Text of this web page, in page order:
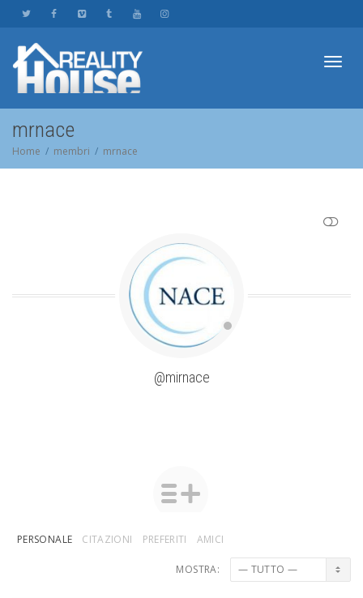
mrnace
Home membri mrnace
@mirnace
PERSONALE CITAZIONI PREFERITI AMICI
MOSTRA: